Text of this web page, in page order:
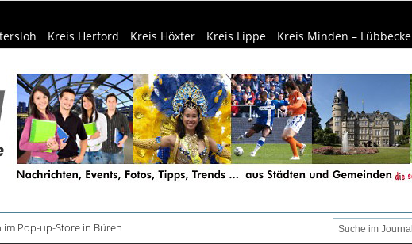
Kreis Herford Kreis Höxter Kreis Lippe Kreis Minden – Lübbecke
im Pop-up-Store in Büren
schon Anfang August